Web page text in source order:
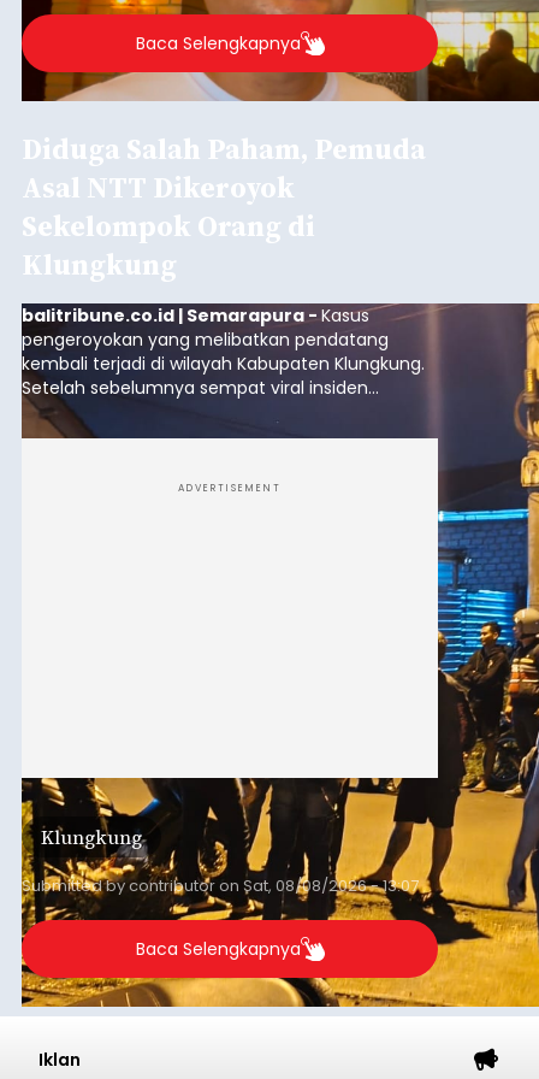
Agung Partha Adnyana di Denpasar, Sabtu (8/8).
Baca Selengkapnya
Diduga Salah Paham, Pemuda
Asal NTT Dikeroyok
Sekelompok Orang di
Klungkung
balitribune.co.id | Semarapura -Kasus
pengeroyokan yang melibatkan pendatang
kembali terjadi di wilayah Kabupaten Klungkung.
Setelah sebelumnya sempat viral insiden
keributan di barat Pasar Galiran, peristiwa serupa
kini menimpa seorang pemuda asal Kabupaten
ADVERTISEMENT
Klungkung
Submitted bycontributoron Sat, 08/08/2026 - 13:07
Baca Selengkapnya
Iklan